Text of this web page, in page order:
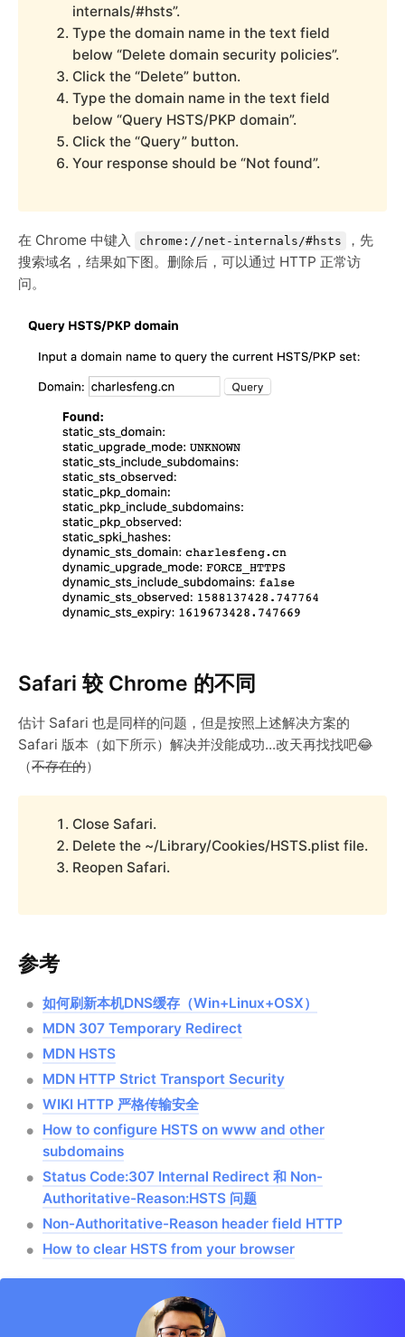
internals/#hsts”.
Type the domain name in the text field
below “Delete domain security policies”.
Click the “Delete” button.
Type the domain name in the text field
below “Query HSTS/PKP domain”.
Click the “Query” button.
Your response should be “Not found”.
在 Chrome 中键入 chrome://net-internals/#hsts
，先
搜索域名，结果如下图。删除后，可以通过 HTTP 正常访
问。
Safari 较 Chrome 的不同
估计 Safari 也是同样的问题，但是按照上述解决方案的
Safari 版本（如下所示）解决并没能成功...改天再找找吧😂
（不存在的）
Close Safari.
Delete the ~/Library/Cookies/HSTS.plist file.
Reopen Safari.
参考
如何刷新本机DNS缓存（Win+Linux+OSX）
MDN 307 Temporary Redirect
MDN HSTS
MDN HTTP Strict Transport Security
WIKI HTTP 严格传输安全
How to configure HSTS on www and other
subdomains
Status Code:307 Internal Redirect 和 Non-
Authoritative-Reason:HSTS 问题
Non-Authoritative-Reason header field HTTP
How to clear HSTS from your browser